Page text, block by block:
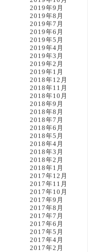
2019年9月
2019年8月
2019年7月
2019年6月
2019年5月
2019年4月
2019年3月
2019年2月
2019年1月
2018年12月
2018年11月
2018年10月
2018年9月
2018年8月
2018年7月
2018年6月
2018年5月
2018年4月
2018年3月
2018年2月
2018年1月
2017年12月
2017年11月
2017年10月
2017年9月
2017年8月
2017年7月
2017年6月
2017年5月
2017年4月
2017年2月